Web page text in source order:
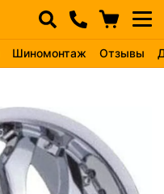
Шиномонтаж Отзывы